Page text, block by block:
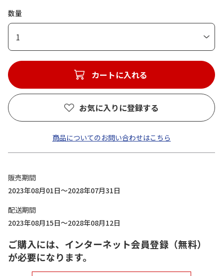
数量
1
カートに入れる
お気に入りに登録する
商品についてのお問い合わせはこちら
販売期間
2023年08月01日～2028年07月31日
配送期間
2023年08月15日～2028年08月12日
ご購入には、インターネット会員登録（無料）
が必要になります。